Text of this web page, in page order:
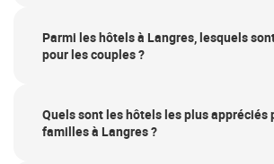
Parmi les hôtels à Langres, lesquels
pour les couples ?
Quels sont les hôtels les plus appréciés
familles à Langres ?